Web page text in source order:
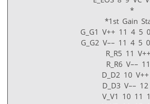
*
*1st Gain
G_G1 V++ 11 4 5
G_G2 V–– 11 4 5
R_R5 11
R_R6 V––
D_D2 10
D_D3 V––
V_V1 10 11